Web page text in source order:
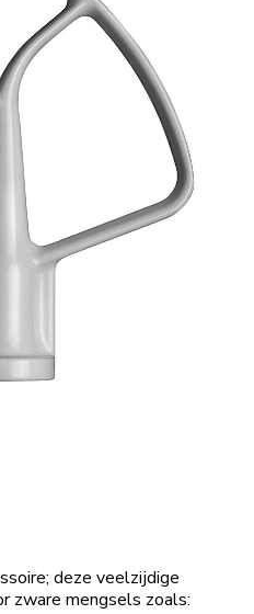
deze veelzijdige
zware mengsels zoals: